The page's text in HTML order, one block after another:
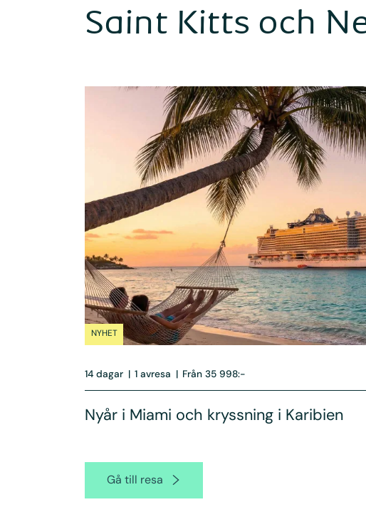
Saint Kitts och
NYHET
14 dagar | 1 avresa | Från 35 998:-
Nyår i Miami och kryssning i Karibien
Gå till resa